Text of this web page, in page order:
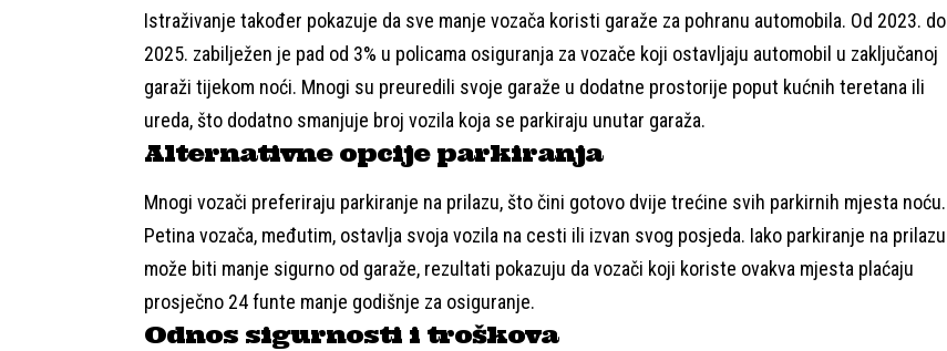
Istraživanje također pokazuje da sve manje vozača koristi garaže za pohranu automobila. Od 2023. do
2025. zabilježen je pad od 3% u policama osiguranja za vozače koji ostavljaju automobil u zaključanoj
garaži tijekom noći. Mnogi su preuredili svoje garaže u dodatne prostorije poput kućnih teretana ili
ureda, što dodatno smanjuje broj vozila koja se parkiraju unutar garaža.
Alternativne opcije parkiranja
Mnogi vozači preferiraju parkiranje na prilazu, što čini gotovo dvije trećine svih parkirnih mjesta noću.
Petina vozača, međutim, ostavlja svoja vozila na cesti ili izvan svog posjeda. Iako parkiranje na prilazu
može biti manje sigurno od garaže, rezultati pokazuju da vozači koji koriste ovakva mjesta plaćaju
prosječno 24 funte manje godišnje za osiguranje.
Odnos sigurnosti i troškova